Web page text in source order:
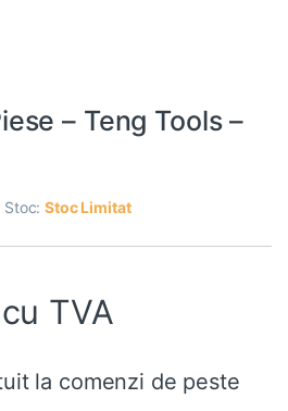
– Teng Tools –
Stoc:Stoc Limitat
cu TVA
la comenzi de peste